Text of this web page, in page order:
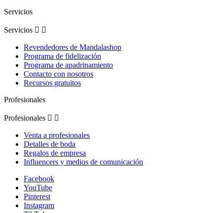
Servicios
Servicios  
Revendedores de Mandalashop
Programa de fidelización
Programa de apadrinamiento
Contacto con nosotros
Recursos gratuitos
Profesionales
Profesionales  
Venta a profesionales
Detalles de boda
Regalos de empresa
Influencers y medios de comunicación
Facebook
YouTube
Pinterest
Instagram